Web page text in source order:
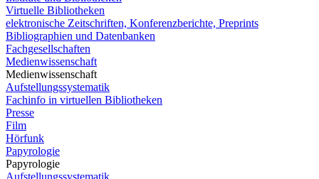
Virtuelle Bibliotheken
elektronische Zeitschriften, Konferenzberichte, Preprints
Bibliographien und Datenbanken
Fachgesellschaften
Medienwissenschaft
Medienwissenschaft
Aufstellungssystematik
Fachinfo in virtuellen Bibliotheken
Presse
Film
Hörfunk
Papyrologie
Papyrologie
Aufstellungssystematik